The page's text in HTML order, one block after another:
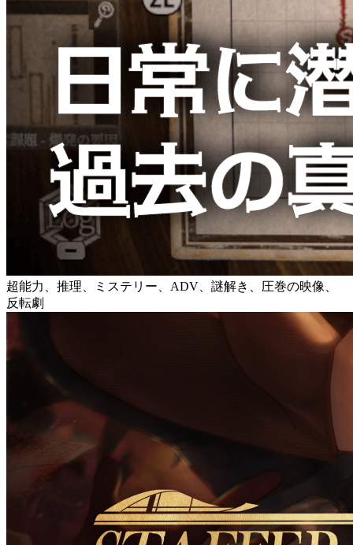
超能力、推理、ミステリー、ADV、謎解き、圧巻の映像、
反転劇